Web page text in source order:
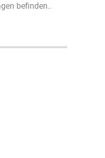
befinden..